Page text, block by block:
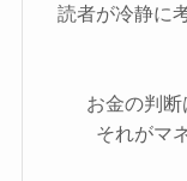
読者が冷静に
お金の判断
それがマ